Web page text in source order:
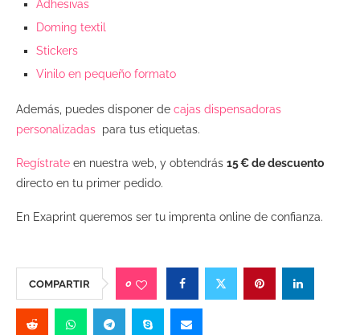
Adhesivas
Doming textil
Stickers
Vinilo en pequeño formato
Además, puedes disponer de cajas dispensadoras
personalizadas para tus etiquetas.
Regístrate en nuestra web, y obtendrás 15 € de descuento
directo en tu primer pedido.
En Exaprint queremos ser tu imprenta online de confianza.
COMPARTIR 0